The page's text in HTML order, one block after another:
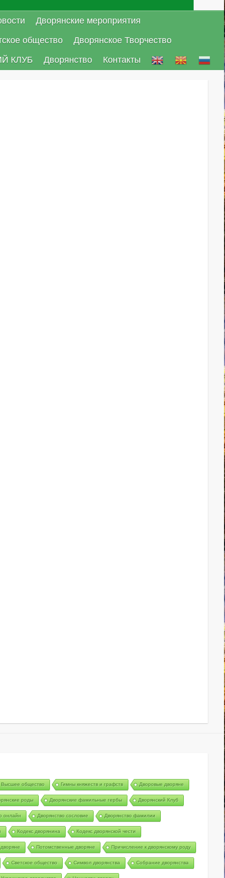
Дворянские мероприятия
общество
Дворянское Творчество
КЛУБ Дворянство Контакты
Высшее общество Гимны княжеств и графств Дворовые дворяне
роды Дворянские фамильные гербы Дворянский Клуб
онлайн Дворянство сословие Дворянство фамилии
Кодекс дворянина Кодекс дворянской чести
Потомственные дворяне Причисление к дворянскому роду
Светское общество Символ дворянства Собрание дворянства